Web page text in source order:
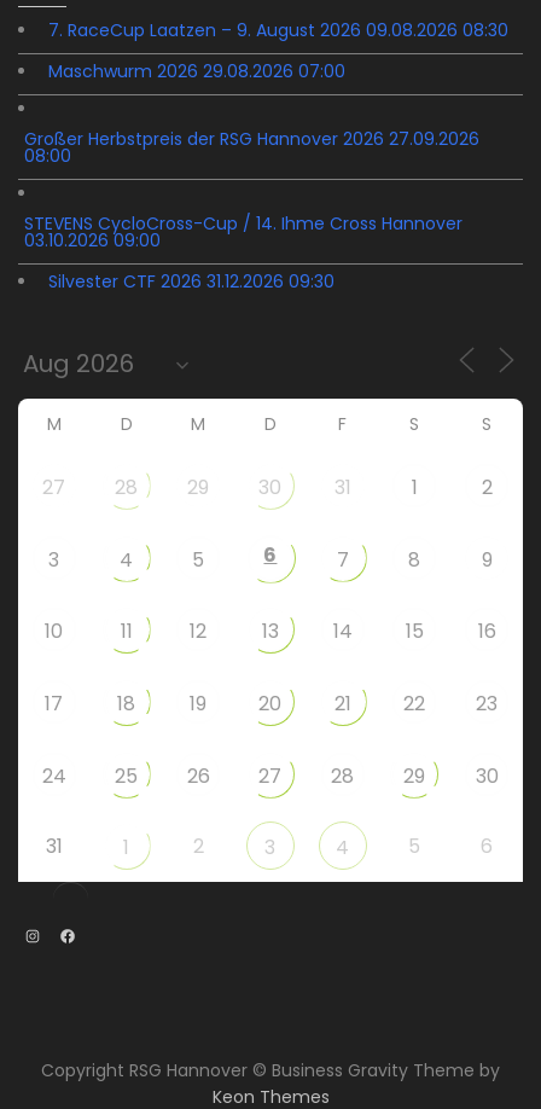
7. RaceCup Laatzen – 9. August 2026 09.08.2026 08:30
Maschwurm 2026 29.08.2026 07:00
Großer Herbstpreis der RSG Hannover 2026 27.09.2026
08:00
STEVENS CycloCross-Cup / 14. Ihme Cross Hannover
03.10.2026 09:00
Silvester CTF 2026 31.12.2026 09:30
M D M D F S S
27 28 29 30 31 1 2
3 4 5 6 7 8 9
10 11 12 13 14 15 16
17 18 19 20 21 22 23
24 25 26 27 28 29 30
31 1 2 3 4 5 6
Copyright RSG Hannover © Business Gravity Theme by
Keon Themes